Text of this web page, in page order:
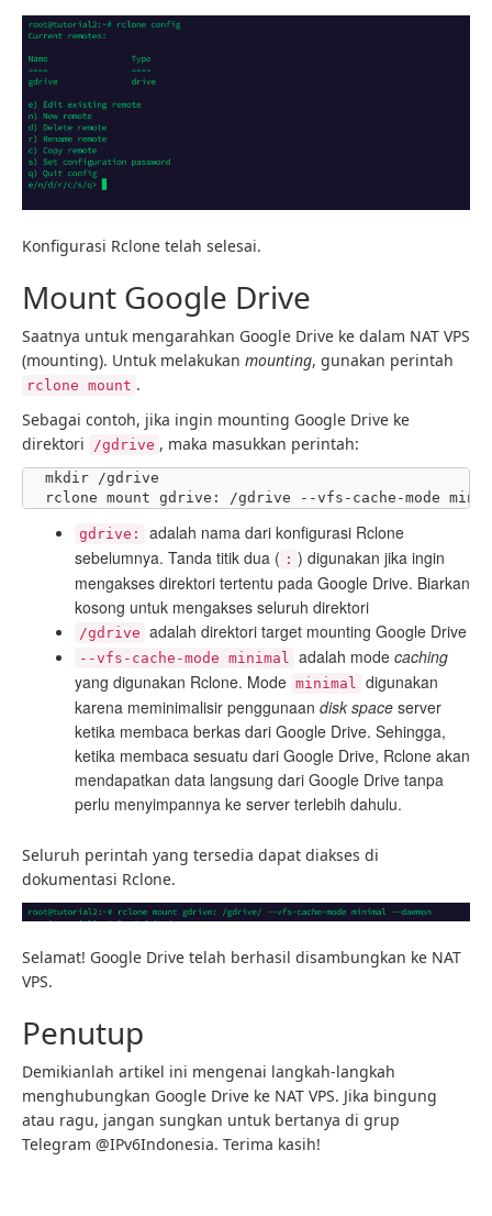
Konfigurasi Rclone telah selesai.
Mount Google Drive
Saatnya untuk mengarahkan Google Drive ke dalam NAT VPS
(mounting). Untuk melakukan mounting, gunakan perintah
rclone mount .
Sebagai contoh, jika ingin mounting Google Drive ke
direktori
/gdrive , maka masukkan perintah:
mkdir /gdrive
rclone mount gdrive: /gdrive --vfs-cache-mode
gdrive:
adalah nama dari konfigurasi Rclone
sebelumnya. Tanda titik dua ( : ) digunakan jika ingin
mengakses direktori tertentu pada Google Drive. Biarkan
kosong untuk mengakses seluruh direktori
/gdrive adalah direktori target mounting Google Drive
--vfs-cache-mode minimal adalah mode caching
yang digunakan Rclone. Mode minimal digunakan
karena meminimalisir penggunaan disk space server
ketika membaca berkas dari Google Drive. Sehingga,
ketika membaca sesuatu dari Google Drive, Rclone akan
mendapatkan data langsung dari Google Drive tanpa
perlu menyimpannya ke server terlebih dahulu.
Seluruh perintah yang tersedia dapat diakses di
dokumentasi Rclone.
Selamat! Google Drive telah berhasil disambungkan ke NAT
VPS.
Penutup
Demikianlah artikel ini mengenai langkah-langkah
menghubungkan Google Drive ke NAT VPS. Jika bingung
atau ragu, jangan sungkan untuk bertanya di grup
Telegram @IPv6Indonesia. Terima kasih!